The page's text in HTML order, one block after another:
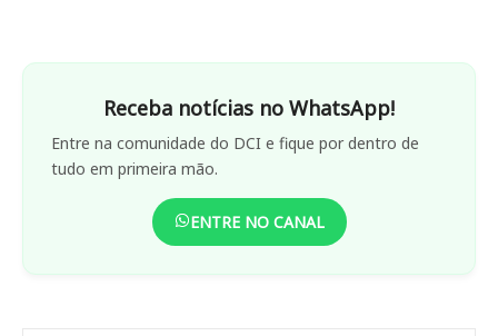
Receba notícias no WhatsApp!
Entre na comunidade do DCI e fique por dentro de
tudo em primeira mão.
ENTRE NO CANAL